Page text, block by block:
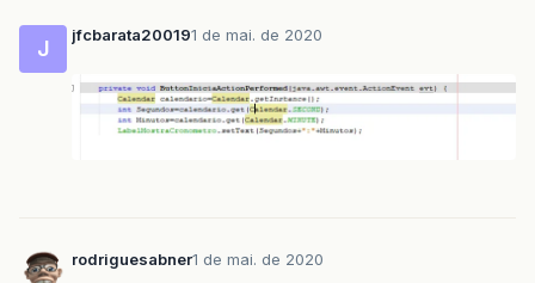
J
jfcbarata200191 de mai. de 2020
rodriguesabner1 de mai. de 2020